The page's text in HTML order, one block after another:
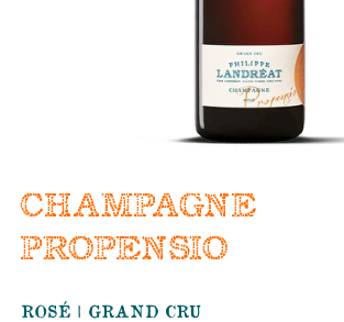
CHAMPAGNE
PROPENSIO
ROSÉ | GRAND CRU